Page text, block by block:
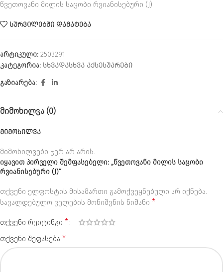
წვეთოვანი მილის საცობი რვიანისებური (J)
ᲡᲣᲠᲕᲘᲚᲔᲑᲨᲘ ᲓᲐᲛᲐᲢᲔᲑᲐ
არტიკული: 2503291
კატეგორია: ᲡᲮᲕᲐᲓᲐᲡᲮᲕᲐ ᲐᲥᲡᲔᲡᲣᲐᲠᲔᲑᲘ
გაზიარება:
მიმოხილვა (0)
ᲛᲘᲛᲝᲮᲘᲚᲕᲐ
მიმოხილვები ჯერ არ არის.
იყავით პირველი შემფასებელი: „წვეთოვანი მილის საცობი
რვიანისებური (J)“
თქვენი ელფოსტის მისამართი გამოქვეყნებული არ იქნება.
სავალდებულო ველების მონიშვნის ნიშანი *
თქვენი რეიტინგი *
თქვენი შეფასება *
Alternative: